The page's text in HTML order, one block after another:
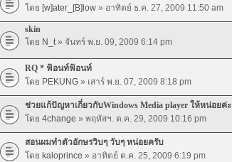
โดย [w]ater_[B]low » อาทิตย์ ธ.ค. 27, 2009 11:50 am
skin
โดย N_t» จันทร์ พ.ย. 09, 2009 6:14 pm
RQ * ฟ้อนท์ฟ้อนท์
โดย PEKUNG » เสาร์ พ.ย. 07, 2009 8:18 pm
ช่วยแก้ปัญหาเกี่ยวกับWindows Media player ให้หน่อยค่ะ
โดย 4change » พฤหัสฯ. ต.ค. 29, 2009 10:16 pm
สอนผมทำตัวอักษรวิบๆ วับๆ หน่อยครับ
โดย kaloprince » อาทิตย์ ต.ค. 25, 2009 6:19 pm